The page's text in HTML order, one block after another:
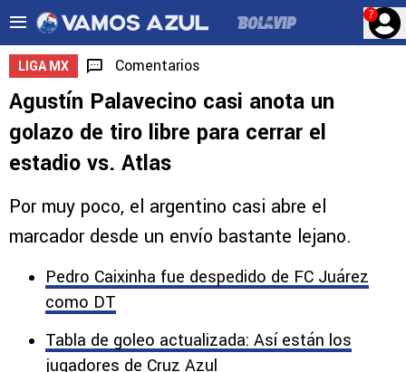
?
LIGA MX Comentarios
Agustín Palavecino casi anota un
golazo de tiro libre para cerrar el
estadio vs. Atlas
Por muy poco, el argentino casi abre el
marcador desde un envío bastante lejano.
Pedro Caixinha fue despedido de FC Juárez
como DT
Tabla de goleo actualizada: Así están los
jugadores de Cruz Azul